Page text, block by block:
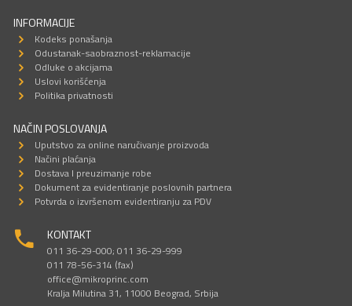
INFORMACIJE
Kodeks ponašanja
Odustanak-saobraznost-reklamacije
Odluke o akcijama
Uslovi korišćenja
Politika privatnosti
NAČIN POSLOVANJA
Uputstvo za online naručivanje proizvoda
Načini plaćanja
Dostava I preuzimanje robe
Dokument za evidentiranje poslovnih partnera
Potvrda o izvršenom evidentiranju za PDV
KONTAKT
011 36-29-000; 011 36-29-999
011 78-56-314 (fax)
office@mikroprinc.com
Kralja Milutina 31, 11000 Beograd, Srbija